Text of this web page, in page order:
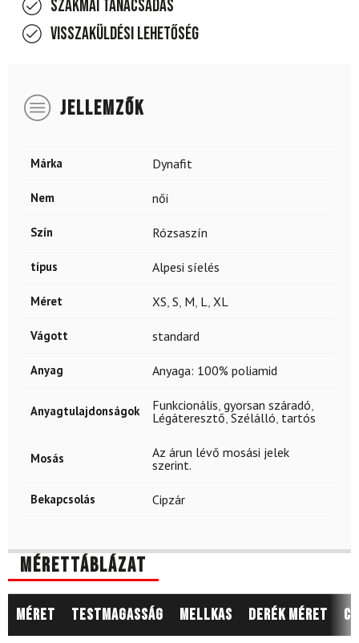
Szakmai tanácsadás
Visszaküldési lehetőség
JELLEMZŐK
Márka Dynafit
Nem női
Szín Rózsaszín
típus Alpesi síelés
Méret XS S M L XL
Vágott standard
Anyag Anyaga: 100% poliamid
Anyagtulajdonságok Funkcionális gyorsan száradó
Légáteresztő,Szélálló tartós
Mosás
Az árun lévő mosási jelek
szerint.
Bekapcsolás Cipzár
Mérettáblázat
Méret Testmagasság Mellkas Derék méret